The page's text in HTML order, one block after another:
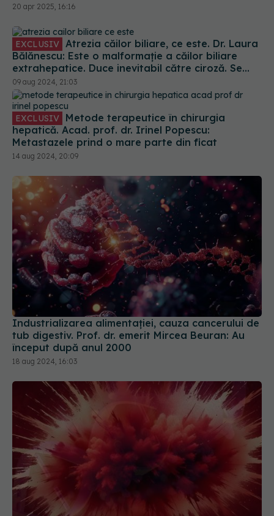
20 apr 2025, 16:16
EXCLUSIV
Bălănescu: Este o malformație a căilor biliare
extrahepatice. Duce inevitabil către ciroză. Se
decompensează și ajunge la insuficiență hepatică
09 aug 2024, 21:03
EXCLUSIV
hepatică. Acad. prof. dr. Irinel Popescu:
Metastazele prind o mare parte din ficat
14 aug 2024, 20:09
Industrializarea alimentației, cauza cancerului de
tub digestiv. Prof. dr. emerit Mircea Beuran: Au
început după anul 2000
18 aug 2024, 16:03